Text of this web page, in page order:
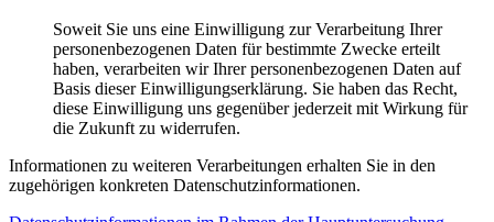
Soweit Sie uns eine Einwilligung zur Verarbeitung Ihrer
personenbezogenen Daten für bestimmte Zwecke erteilt
haben, verarbeiten wir Ihrer personenbezogenen Daten auf
Basis dieser Einwilligungserklärung. Sie haben das Recht,
diese Einwilligung uns gegenüber jederzeit mit Wirkung für
die Zukunft zu widerrufen.
Informationen zu weiteren Verarbeitungen erhalten Sie in den
zugehörigen konkreten Datenschutzinformationen.